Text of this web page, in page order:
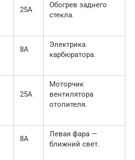
25A
Обогрев заднего
стекла.
8A
Электрика
карбюратора.
25A
Моторчик
вентилятора
отопителя.
8A
Левая фара —
ближний свет.